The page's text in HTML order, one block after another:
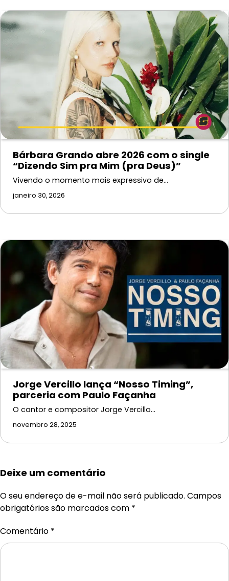
Bárbara Grando abre 2026 com o single
“Dizendo Sim pra Mim (pra Deus)”
Vivendo o momento mais expressivo de…
janeiro 30, 2026
Jorge Vercillo lança “Nosso Timing”,
parceria com Paulo Façanha
O cantor e compositor Jorge Vercillo…
novembro 28, 2025
Deixe um comentário
O seu endereço de e-mail não será publicado. Campos
obrigatórios são marcados com *
Comentário *